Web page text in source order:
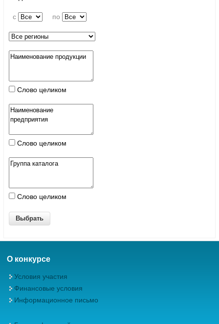
c по
Слово целиком
Слово целиком
Слово целиком
О конкурсе
Условия участия
Финансовые условия
Информационное письмо